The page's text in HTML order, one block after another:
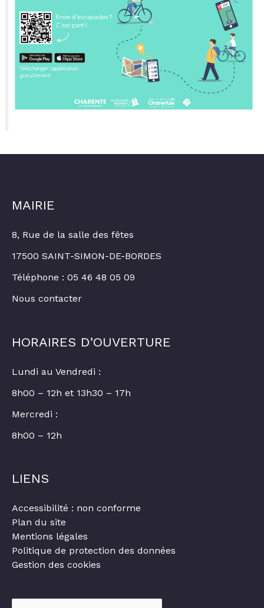
MAIRIE
8, Rue de la salle des fêtes
17500 SAINT-SIMON-DE-BORDES
Téléphone : 05 46 48 05 09
Nous contacter
HORAIRES D’OUVERTURE
Lundi au Vendredi :
8h00 – 12h et 13h30 – 17h
Mercredi :
8h00 – 12h
LIENS
Accessibilité : non conforme
Plan du site
Mentions légales
Politique de protection des données
Gestion des cookies